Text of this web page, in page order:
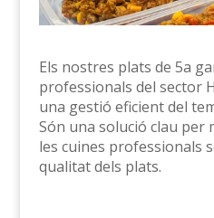
Els nostres plats de 5a
professionals del sector
una gestió eficient del
Són una solució clau per
les cuines professionals
qualitat dels plats.